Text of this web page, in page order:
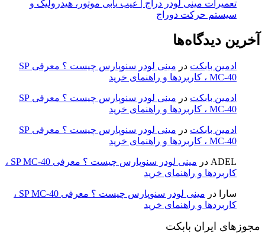
تعمیرات مینی لودر دراج | عیب یابی موتور، هیدرولیک و
سیستم حرکت دوراج
آخرین دیدگاه‌ها
ادمین بابکت در
مینی لودر سنوپارس چیست ؟ معرفی SP
MC-40 ، کاربردها و راهنمای خرید
ادمین بابکت در
مینی لودر سنوپارس چیست ؟ معرفی SP
MC-40 ، کاربردها و راهنمای خرید
ادمین بابکت در
مینی لودر سنوپارس چیست ؟ معرفی SP
MC-40 ، کاربردها و راهنمای خرید
ADEL در
مینی لودر سنوپارس چیست ؟ معرفی SP MC-40 ،
کاربردها و راهنمای خرید
سارا در
مینی لودر سنوپارس چیست ؟ معرفی SP MC-40 ،
کاربردها و راهنمای خرید
مجوزهای ایران بابکت